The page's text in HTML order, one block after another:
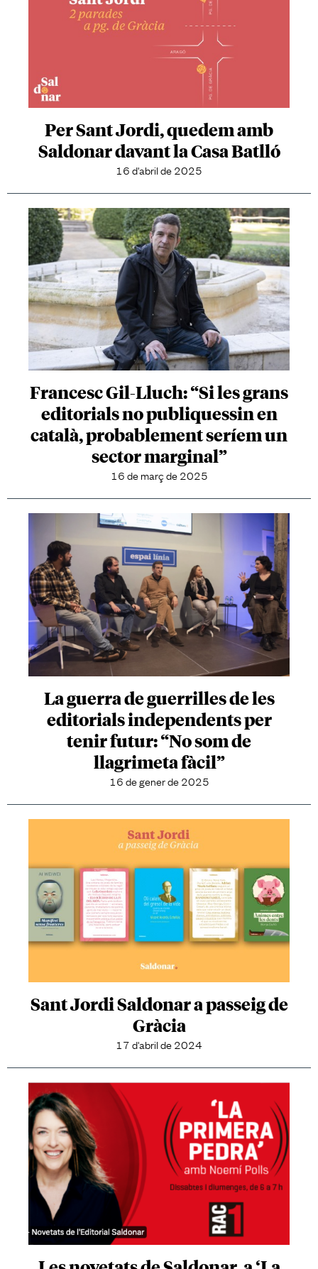
Per Sant Jordi, quedem amb
Saldonar davant la Casa Batlló
16 d'abril de 2025
Francesc Gil-Lluch: “Si les grans
editorials no publiquessin en
català, probablement seríem un
sector marginal”
16 de març de 2025
La guerra de guerrilles de les
editorials independents per
tenir futur: “No som de
llagrimeta fàcil”
16 de gener de 2025
Sant Jordi Saldonar a passeig de
Gràcia
17 d'abril de 2024